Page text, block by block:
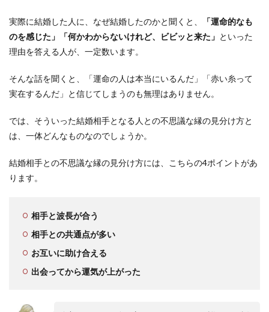
実際に結婚した人に、なぜ結婚したのかと聞くと、
「運命的なも
のを感じた」「何かわからないけれど、ビビッと来た」 といった
理由を答える人が、一定数います。
そんな話を聞くと、「運命の人は本当にいるんだ」「赤い糸って
実在するんだ」と信じてしまうのも無理はありません。
では、そういった結婚相手となる人との不思議な縁の見分け方と
は、一体どんなものなのでしょうか。
結婚相手との不思議な縁の見分け方には、こちらの4ポイントがあ
ります。
相手と波長が合う
相手との共通点が多い
お互いに助け合える
出会ってから運気が上がった